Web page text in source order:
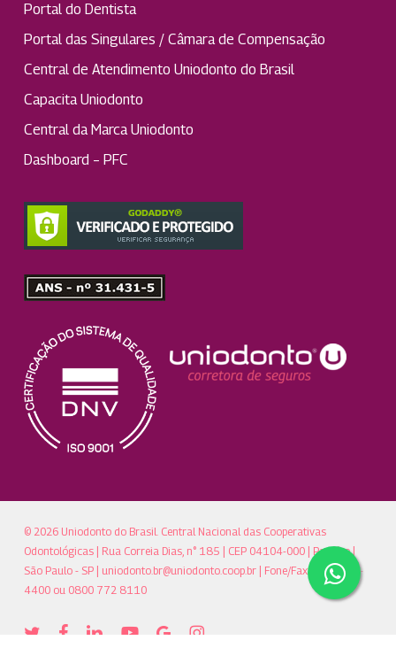
Portal do Dentista
Portal das Singulares / Câmara de Compensação
Central de Atendimento Uniodonto do Brasil
Capacita Uniodonto
Central da Marca Uniodonto
Dashboard – PFC
© 2026 Uniodonto do Brasil. Central Nacional das Cooperativas
Odontológicas | Rua Correia Dias, n° 185 | CEP 04104-000 | Paraíso |
São Paulo - SP | uniodonto.br@uniodonto.coop.br| Fone/Fax: (11)5904-
4400 ou 0800 772 8110
twitter facebooklinkedinyoutubegoogle-instagram